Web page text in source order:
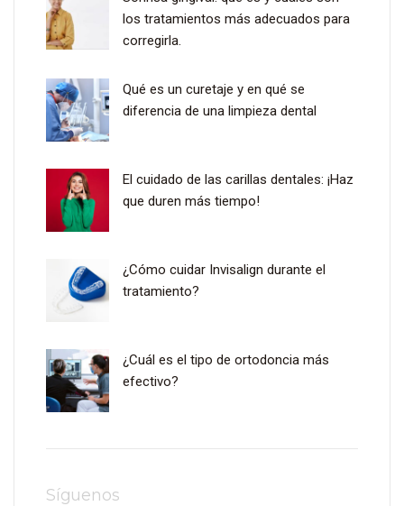
los tratamientos más adecuados para
corregirla.
Qué es un curetaje y en qué se
diferencia de una limpieza dental
El cuidado de las carillas dentales: ¡Haz
que duren más tiempo!
¿Cómo cuidar Invisalign durante el
tratamiento?
¿Cuál es el tipo de ortodoncia más
efectivo?
Síguenos